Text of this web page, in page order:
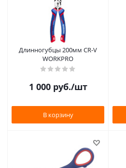
Длинногубцы 200мм CR-V
WORKPRO
1 000руб./шт
В корзину